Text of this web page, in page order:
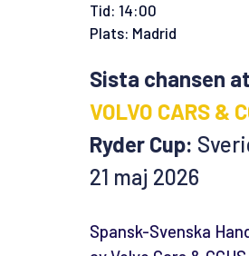
Tid: 14:00
Plats: Madrid
Sista chansen
VOLVO CARS &
Ryder Cup:
21 maj 2026
Spansk-Svenska